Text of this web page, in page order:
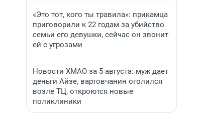
«Это тот, кого ты травила»: прикамца
приговорили к 22 годам за убийство
семьи его девушки, сейчас он звонит
ей с угрозами
Новости ХМАО за 5 августа: муж дает
деньги Айзе, вартовчанин оголился
возле ТЦ, откроются новые
поликлиники